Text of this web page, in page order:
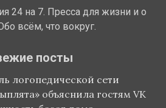
24 на 7. Пресса для жизни и о
всём, что вокруг.
посты
логопедической сети
объяснила гостям VK